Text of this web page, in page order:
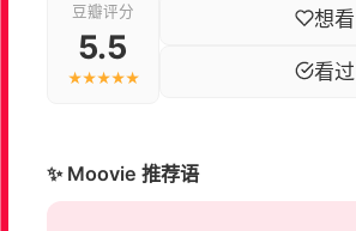
豆瓣评分
5.5
★★★★★
想看
看过
✨ Moovie 推荐语